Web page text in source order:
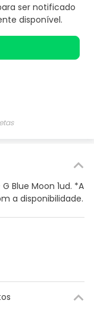
ser notificado
disponível.
Blue Moon 1ud. *A
a disponibilidade.